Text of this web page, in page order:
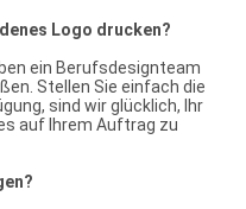
Logo drucken?
ein Berufsdesignteam
Stellen Sie einfach die
sind wir glücklich, Ihr
auf Ihrem Auftrag zu